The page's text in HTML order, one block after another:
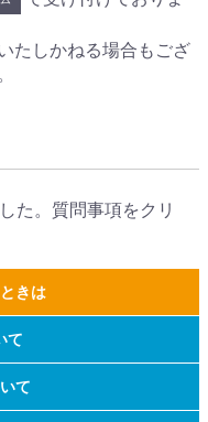
たしかねる場合もござ
た。質問事項をクリ
きは
て
て